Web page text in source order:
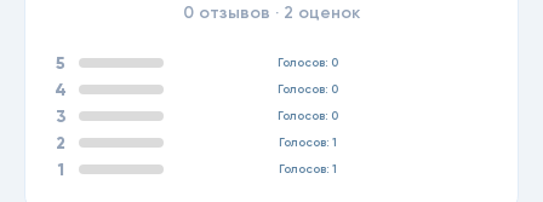
0 отзывов · 2 оценок
5 Голосов: 0
4 Голосов: 0
3 Голосов: 0
2 Голосов: 1
1 Голосов: 1